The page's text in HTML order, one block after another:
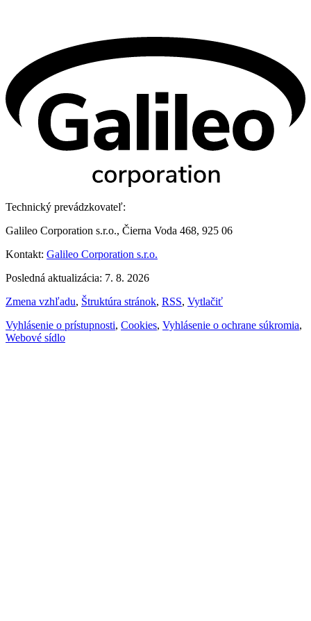
Technický prevádzkovateľ:
Galileo Corporation s.r.o., Čierna Voda 468, 925 06
Kontakt: Galileo Corporation s.r.o.
Posledná aktualizácia: 7. 8. 2026
Zmena vzhľadu, Štruktúra stránok, RSS, Vytlačiť
Vyhlásenie o prístupnosti, Cookies, Vyhlásenie o ochrane súkromia,
Webové sídlo